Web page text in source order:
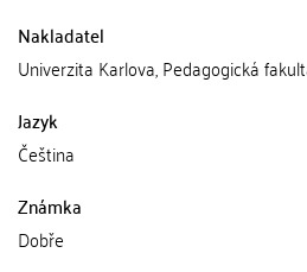
Nakladatel
Univerzita Karlova, Pedagogická
Jazyk
Čeština
Známka
Dobře